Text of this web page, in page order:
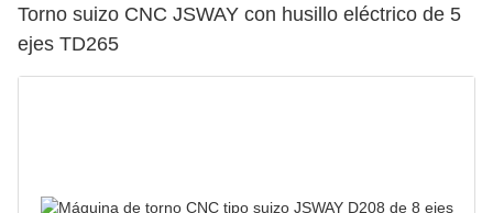
Torno suizo CNC JSWAY con husillo eléctrico de 5
ejes TD265